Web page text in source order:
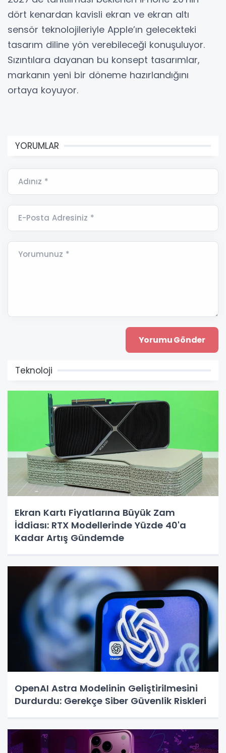
dört kenardan kavisli ekran ve ekran altı
sensör teknolojileriyle Apple’ın gelecekteki
tasarım diline yön verebileceği konuşuluyor.
Sızıntılara dayanan bu konsept tasarımlar,
markanın yeni bir döneme hazırlandığını
ortaya koyuyor.
YORUMLAR
Adınız *
E-Posta Adresiniz *
Yorumunuz *
Teknoloji
Ekran Kartı Fiyatlarına Büyük Zam
İddiası: RTX Modellerinde Yüzde 40'a
Kadar Artış Gündemde
OpenAI Astra Modelinin Geliştirilmesini
Durdurdu: Gerekçe Siber Güvenlik Riskleri